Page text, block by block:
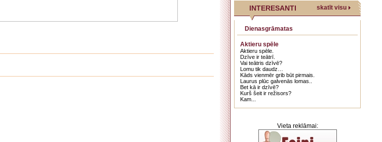
INTERESANTI skatīt visu
Dienasgrāmatas
Aktieru spēle
Aktieru spēle.
Dzīve ir teātrī.
Vai teātris dzīvē?
Lomu tik daudz…
Kāds vienmēr grib būt pirmais.
Laurus plūc galvenās lomas..
Bet kā ir dzīvē?
Kurš šeit ir režisors?
Kam...
Vieta reklāmai: